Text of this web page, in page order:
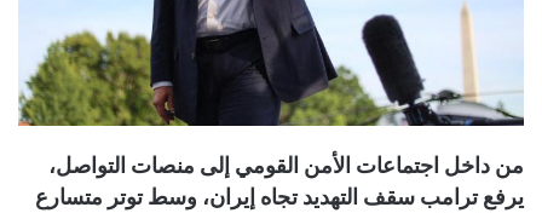
من داخل اجتماعات الأمن القومي إلى منصات التواصل،
يرفع ترامب سقف التهديد تجاه إيران، وسط توتر متسارع